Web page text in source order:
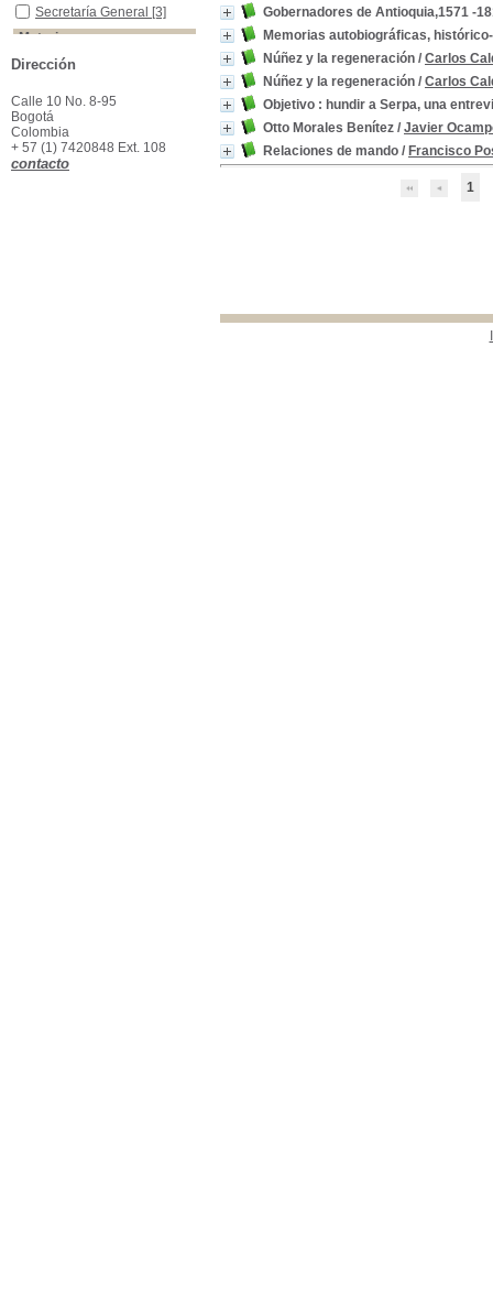
Gobernadores de Antioquia,1571 -
Memorias autobiográficas,
Núñez y la regeneración / Carlos
Núñez y la regeneración / Carlos
Objetivo : hundir a Serpa, una
Otto Morales Benítez / Javier
Relaciones de mando / Francisco
1
Secretaría General
Secretaría General [3]
Materias
Colombia -Política y gobierno - Historia
Colombia -Política y
gobierno - Historia
España -Colonias - Administración
España -Colonias -
Administración
Partidos Políticos -Colombia
Partidos Políticos -
Colombia[2]
Antioquia (Colombia) -Historia
Antioquia (Colombia) -
Dirección
Calle 10 No. 8-95
Bogotá
Colombia
+ 57 (1) 7420848 Ext. 108
contacto